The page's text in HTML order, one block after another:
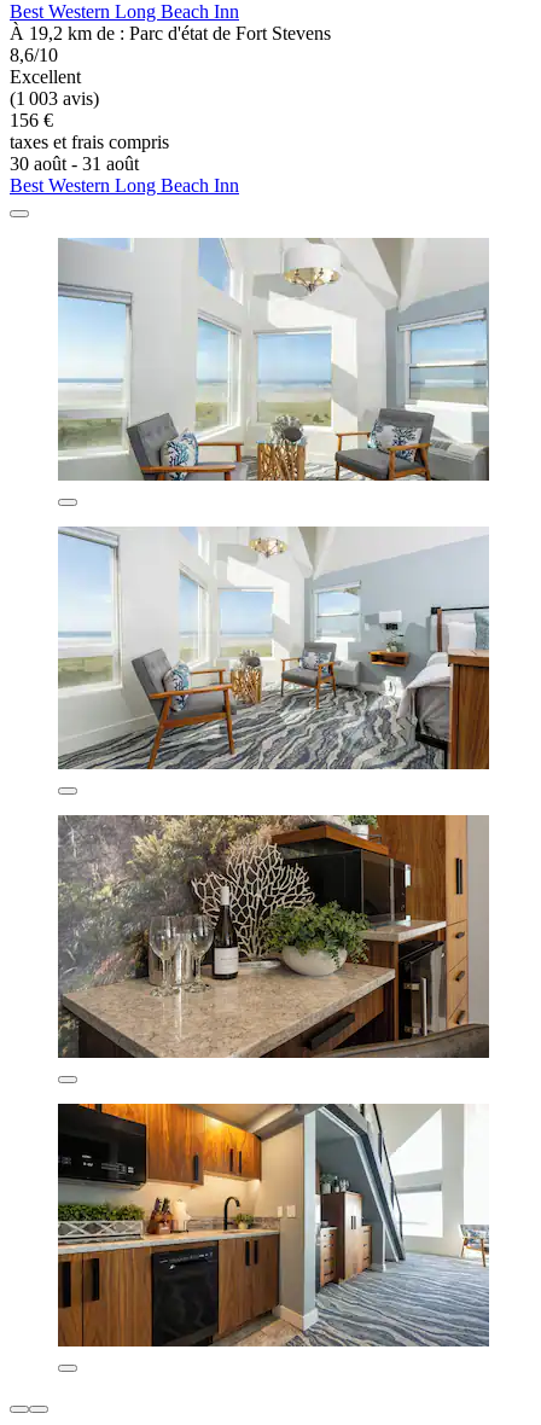
Best Western Long Beach Inn
À 19,2 km de : Parc d'état de Fort Stevens
8,6/10
Excellent
(1 003 avis)
156 €
taxes et frais compris
30 août - 31 août
Best Western Long Beach Inn